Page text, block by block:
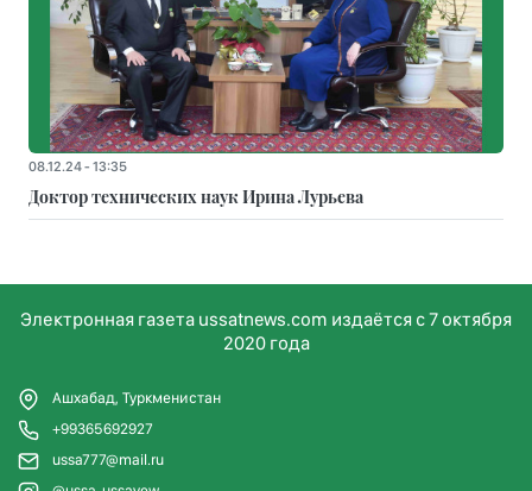
08.12.24 - 13:35
Доктор технических наук Ирина Лурьева
Электронная газета ussatnews.com издаётся с 7 октября
2020 года
Ашхабад, Туркменистан
+99365692927
ussa777@mail.ru